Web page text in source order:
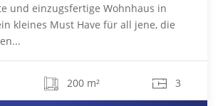
und einzugsfertige Wohnhaus in
kleines Must Have für all jene, die
200 m² 3